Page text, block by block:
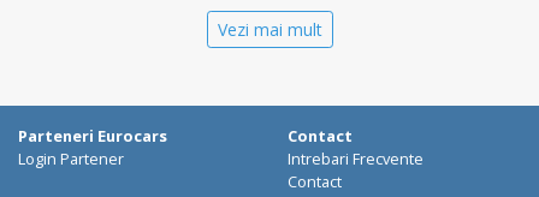
Galati
Suceava
Vezi mai mult
Parteneri Eurocars
Login Partener
Contact
Intrebari Frecvente
Contact